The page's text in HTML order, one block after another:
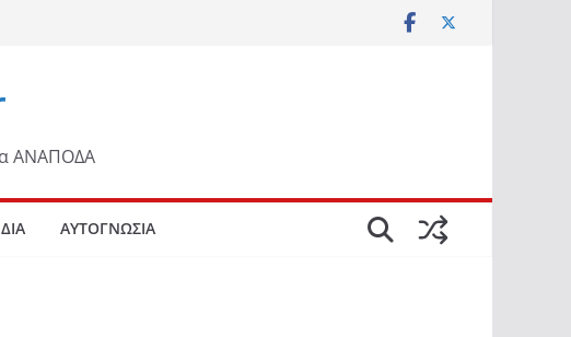
ΑΝΑΠΟΔΑ
ΑΥΤΟΓΝΩΣΙΑ